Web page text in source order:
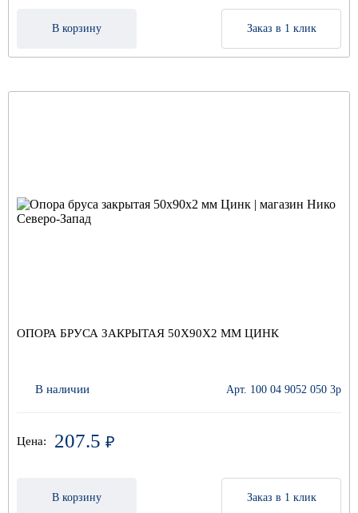
В корзину Заказ в 1 клик
ОПОРА БРУСА ЗАКРЫТАЯ 50Х90Х2 ММ ЦИНК
В наличии Арт. 100 04 9052 050 3р
Цена: 207.5 ₽
В корзину Заказ в 1 клик